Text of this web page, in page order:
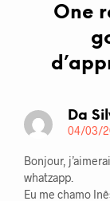
One
Da
04/03/
Bonjour,
whatzapp.
Eu me chamo